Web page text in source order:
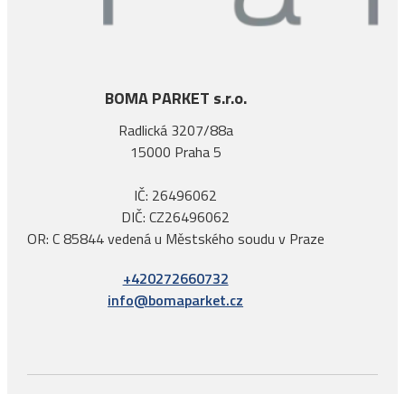
BOMA PARKET s.r.o.
Radlická 3207/88a
15000 Praha 5
IČ: 26496062
DIČ: CZ26496062
OR: C 85844 vedená u Městského soudu v Praze
+420272660732
info@bomaparket.cz